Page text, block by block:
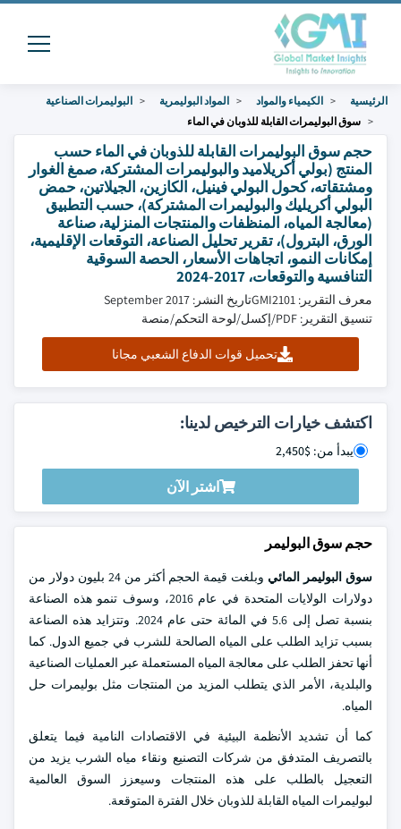
الرئيسية الكيمياء والمواد المواد البوليمرية
البوليمرات الصناعية
سوق البوليمرات القابلة للذوبان في الماء
حجم سوق البوليمرات القابلة للذوبان في الماء حسب
المنتج (بولي أكريلاميد والبوليمرات المشتركة، صمغ الغوار
ومشتقاته، كحول البولي فينيل، الكازين، الجيلاتين، حمض
البولي أكريليك والبوليمرات المشتركة)، حسب التطبيق
(معالجة المياه، المنظفات والمنتجات المنزلية، صناعة
الورق، البترول)، تقرير تحليل الصناعة، التوقعات الإقليمية،
إمكانات النمو، اتجاهات الأسعار، الحصة السوقية
التنافسية والتوقعات، 2017-2024
معرف التقرير: GMI2101
تاريخ النشر: September 2017
تنسيق التقرير: PDF/إكسل/لوحة التحكم/منصة
تحميل قوات الدفاع الشعبي مجانا
اكتشف خيارات الترخيص لدينا:
يبدأ من: $2,450
اشتر الآن
حجم سوق البوليمر
سوق البوليمر المائي
وبلغت قيمة الحجم أكثر من 24 بليون دولار من
دولارات الولايات المتحدة في عام 2016، وسوف تنمو هذه الصناعة
بنسبة تصل إلى 5.6 في المائة حتى عام 2024. وتتزايد هذه الصناعة
بسبب تزايد الطلب على المياه الصالحة للشرب في جميع الدول. كما
أنها تحفز الطلب على معالجة المياه المستعملة عبر العمليات الصناعية
والبلدية، الأمر الذي يتطلب المزيد من المنتجات مثل بوليمرات حل
المياه.
كما أن تشديد الأنظمة البيئية في الاقتصادات النامية فيما يتعلق
بالتصريف المتدفق من شركات التصنيع ونقاء مياه الشرب يزيد من
التعجيل بالطلب على هذه المنتجات وسيعزز السوق العالمية
لبوليمرات المياه القابلة للذوبان خلال الفترة المتوقعة.